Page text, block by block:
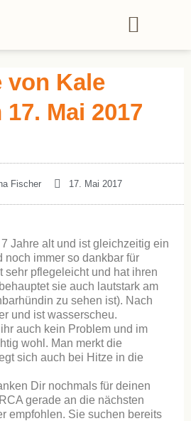
von Kale
Mai 2017
Fischer 17. Mai 2017
Jahre alt und ist gleichzeitig ein
noch immer so dankbar für
sehr pflegeleicht und hat ihren
sie auch lautstark am
zu sehen ist). Nach
und ist wasserscheu.
auch kein Problem und im
wohl. Man merkt die
sich auch bei Hitze in die
Dir nochmals für deinen
gerade an die nächsten
empfohlen. Sie suchen bereits